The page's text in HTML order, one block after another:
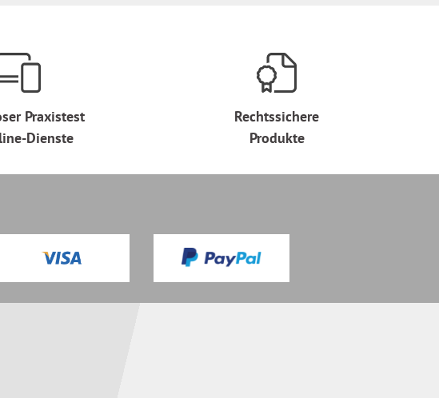
Praxistest
Dienste
Rechtssichere
Produkte